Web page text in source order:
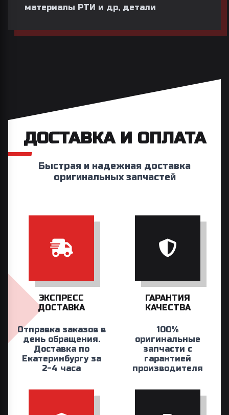
материалы РТИ и др, детали
ДОСТАВКА И ОПЛАТА
Быстрая и надежная доставка
оригинальных запчастей
ЭКСПРЕСС
ДОСТАВКА
Отправка заказов в
день обращения.
Доставка по
Екатеринбургу за
2-4 часа
ГАРАНТИЯ
КАЧЕСТВА
100%
оригинальные
запчасти с
гарантией
производителя